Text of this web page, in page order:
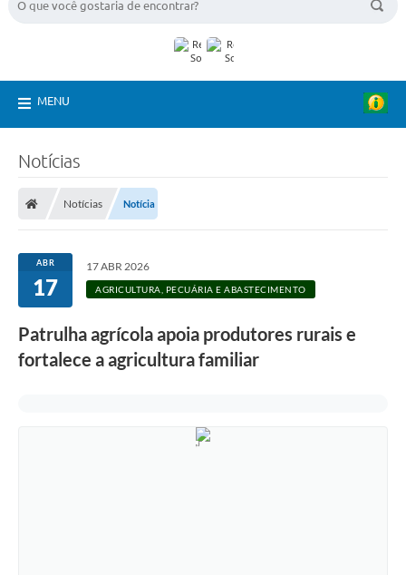
MENU
Notícias
Notícias Notícia
ABR
17
17 ABR 2026
AGRICULTURA, PECUÁRIA E ABASTECIMENTO
Patrulha agrícola apoia produtores rurais e
fortalece a agricultura familiar